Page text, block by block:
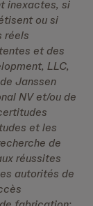
inexactes, si
ou si
réels
et des
LLC,
Janssen
NV et/ou de
et les
de
réussites
autorités de